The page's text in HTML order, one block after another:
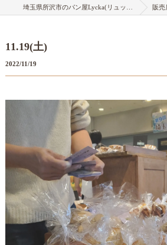
販売
11.19(土)
2022/11/19